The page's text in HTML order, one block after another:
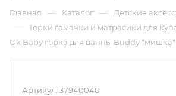
Главная — Каталог — Детские
— Горки гамачки и матрасики для
Ok Baby горка для ванны Buddy "мишка"
Артикул: 37940040